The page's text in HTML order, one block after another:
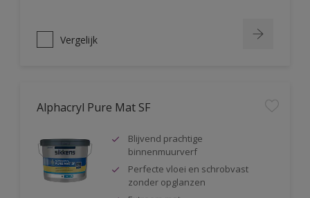
Vergelijk
Alphacryl Pure Mat SF
Blijvend prachtige
binnenmuurverf
Perfecte vloei en schrobvast
zonder opglanzen